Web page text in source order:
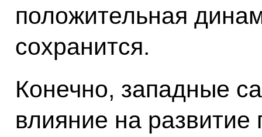
положительная
сохранится.
Конечно, западные
влияние на